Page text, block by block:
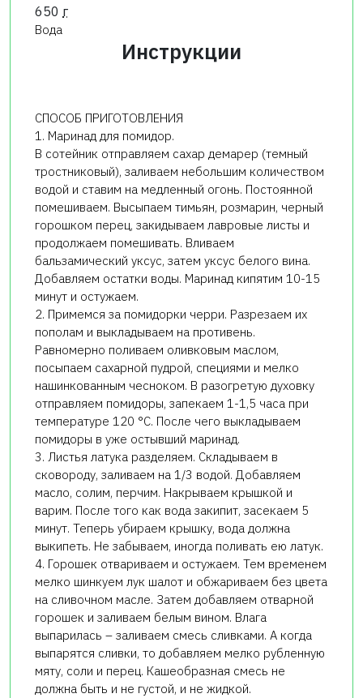
650 г
Вода
Инструкции
СПОСОБ ПРИГОТОВЛЕНИЯ
1. Маринад для помидор.
В сотейник отправляем сахар демарер (темный
тростниковый), заливаем небольшим количеством
водой и ставим на медленный огонь. Постоянной
помешиваем. Высыпаем тимьян, розмарин, черный
горошком перец, закидываем лавровые листы и
продолжаем помешивать. Вливаем
бальзамический уксус, затем уксус белого вина.
Добавляем остатки воды. Маринад кипятим 10-15
минут и остужаем.
2. Примемся за помидорки черри. Разрезаем их
пополам и выкладываем на противень.
Равномерно поливаем оливковым маслом,
посыпаем сахарной пудрой, специями и мелко
нашинкованным чесноком. В разогретую духовку
отправляем помидоры, запекаем 1-1,5 часа при
температуре 120 °C. После чего выкладываем
помидоры в уже остывший маринад.
3. Листья латука разделяем. Складываем в
сковороду, заливаем на 1/3 водой. Добавляем
масло, солим, перчим. Накрываем крышкой и
варим. После того как вода закипит, засекаем 5
минут. Теперь убираем крышку, вода должна
выкипеть. Не забываем, иногда поливать ею латук.
4. Горошек отвариваем и остужаем. Тем временем
мелко шинкуем лук шалот и обжариваем без цвета
на сливочном масле. Затем добавляем отварной
горошек и заливаем белым вином. Влага
выпарилась – заливаем смесь сливками. А когда
выпарятся сливки, то добавляем мелко рубленную
мяту, соли и перец. Кашеобразная смесь не
должна быть и не густой, и не жидкой.